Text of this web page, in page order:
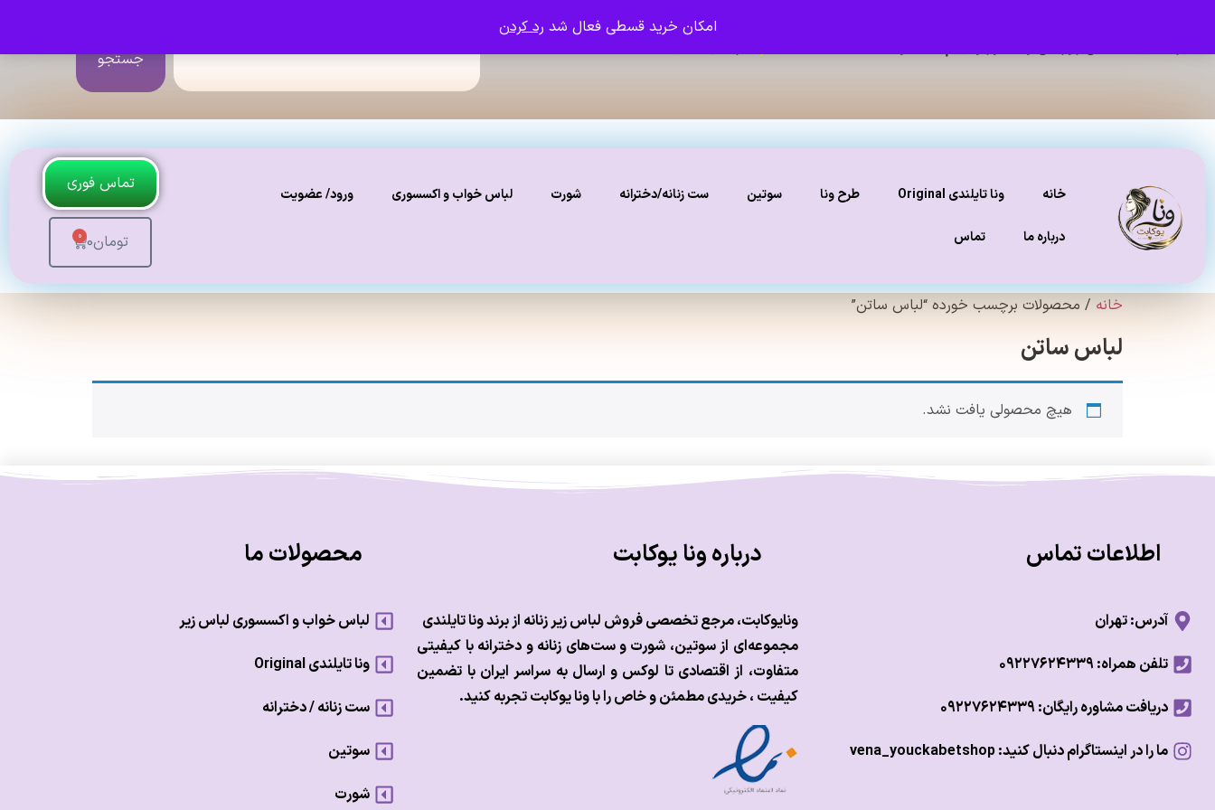
امکان خرید قسطی فعال شد رد کردن
جستجو
خانه ونا تایلندی Original طرح ونا سوتین ست زنانه/دخترانه شورت لباس خواب و اکسسوری ورود/ عضویت
درباره ما تماس
تماس فوری
تومان0
0
خانه / محصولات برچسب خورده “لباس ساتن”
لباس ساتن
هیچ محصولی یافت نشد.
اطلاعات تماس
آدرس: تهران
تلفن همراه: ۰۹۲۲۷۶۲۴۳۳۹
دریافت مشاوره رایگان: ۰۹۲۲۷۶۲۴۳۳۹
ما را در اینستاگرام دنبال کنید: vena_youckabetshop
درباره ونا یوکابت
ونایوکابت، مرجع تخصصی فروش لباس زیر زنانه از برند ونا تایلندی
مجموعه‌ای از سوتین، شورت و ست‌های زنانه و دخترانه با کیفیتی
متفاوت، از اقتصادی تا لوکس و ارسال به سراسر ایران با تضمین
کیفیت ، خریدی مطمئن و خاص را با ونا یوکابت تجربه کنید.
محصولات ما
لباس خواب و اکسسوری لباس زیر
ونا تایلندی Original
ست زنانه / دخترانه
سوتین
شورت